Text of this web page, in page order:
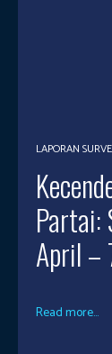
LAPORAN
Partai:
April –
Read more...